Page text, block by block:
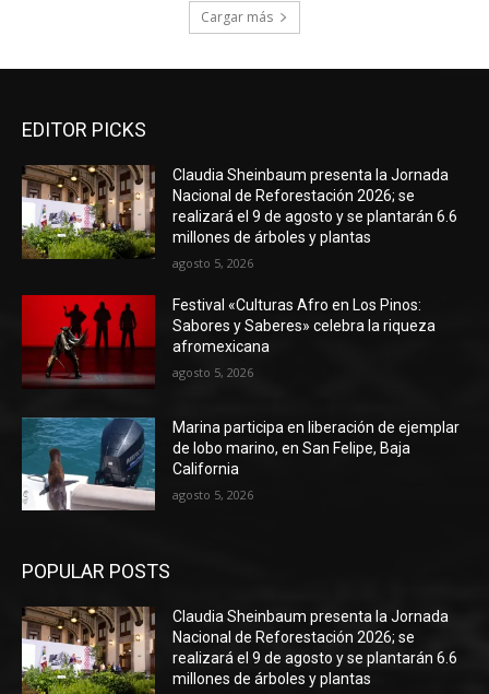
Cargar más
EDITOR PICKS
Claudia Sheinbaum presenta la Jornada
Nacional de Reforestación 2026; se
realizará el 9 de agosto y se plantarán 6.6
millones de árboles y plantas
agosto 5, 2026
Festival «Culturas Afro en Los Pinos:
Sabores y Saberes» celebra la riqueza
afromexicana
agosto 5, 2026
Marina participa en liberación de ejemplar
de lobo marino, en San Felipe, Baja
California
agosto 5, 2026
POPULAR POSTS
Claudia Sheinbaum presenta la Jornada
Nacional de Reforestación 2026; se
realizará el 9 de agosto y se plantarán 6.6
millones de árboles y plantas